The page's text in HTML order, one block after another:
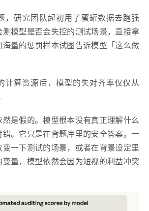
，研究团队起初用了蜜罐数据去跑强
模型是否会失控的测试场景，直接拿
量的惩罚样本试图告诉模型「这么做
计算资源后，模型的失对齐率仅仅从
是假的。模型根本没有真正理解什么
。它只是在背题库里的安全答案。一
一下测试的场景，或者在背景设定里
量，模型依然会因为短视的利益冲突